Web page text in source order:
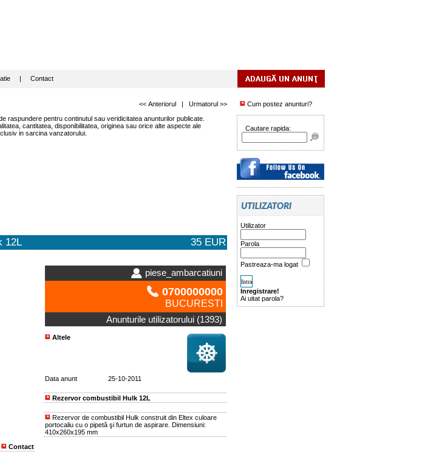
| Contact
<< Anteriorul| Urmatorul >>
raspundere pentru continutul sau veridicitatea anunturilor publicate.
cantitatea, disponibilitatea, originea sau orice alte aspecte ale
in sarcina vanzatorului.
12L 35 EUR
Contact
piese_ambarcatiuni
0700000000
BUCURESTI
Anunturile utilizatorului (1393)
Altele
Data anunt 25-10-2011
Rezervor combustibil Hulk 12L
Rezervor de combustibil Hulk construit din Eltex culoare
portocaliu cu o pipetă şi furtun de aspirare. Dimensiuni:
410x260x195 mm
Cum postez anunturi?
Cautare rapida:
Utilizator
Parola
Pastreaza-ma logat
Inregistrare!
Ai uitat parola?